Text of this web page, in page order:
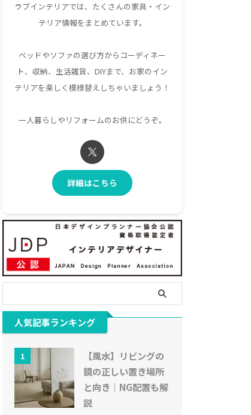
ラブインテリアでは、たくさんの家具・イン
テリア情報をまとめています。
ベッドやソファの選び方からコーディネー
ト、収納、生活雑貨、DIYまで、お家のイン
テリアを楽しく模様替えしちゃいましょう！
一人暮らしやリフォームのお供にどうぞ。
詳細はこちら
人気記事ランキング
1
【風水】リビングの
鏡の正しい置き場所
と向き｜NG配置も解
説